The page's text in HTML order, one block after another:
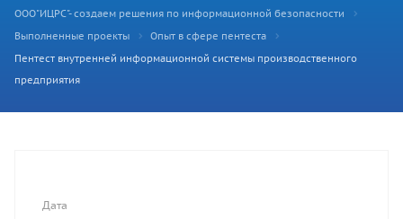
ООО"ИЦРС"- создаем решения по информационной безопасности
Выполненные проекты
Опыт в сфере пентеста
Пентест внутренней информационной системы производственного
предприятия
Дата